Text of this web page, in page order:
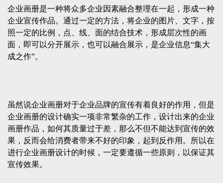
企业画册是一种将众多企业因素融合整理在一起，形成一种
企业宣传作品。通过一定的方法，将企业的图片、文字，按
照一定的比例，点、线、面的结合技术，形成层次性的画
面，即可以分开展示，也可以融合展示，是企业信息“集大
成之作”。
虽然说企业画册对于企业品牌的宣传有着良好的作用，但是
企业画册的设计确实一项非常繁杂的工作，设计出来的企业
画册作品，如何其质量过于差，那么不但不能达到宣传的效
果，反而会给消费者带来不好的印象，起到反作用。所以在
进行企业画册设计的时候，一定要遵循一些原则，以保证其
宣传效果。